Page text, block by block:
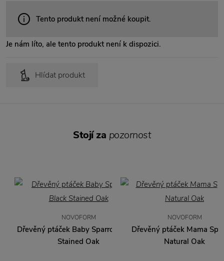
Tento produkt není možné koupit.
Je nám líto, ale tento produkt není k dispozici.
Hlídat produkt
Stojí za pozornost
NOVOFORM
Dřevěný ptáček Baby Sparrow Black
Stained Oak
NOVOFORM
Dřevěný ptáček Mama
Natural Oak